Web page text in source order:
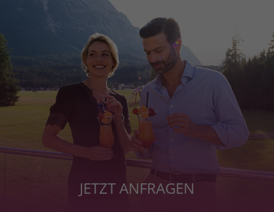
JETZT ANFRAGEN